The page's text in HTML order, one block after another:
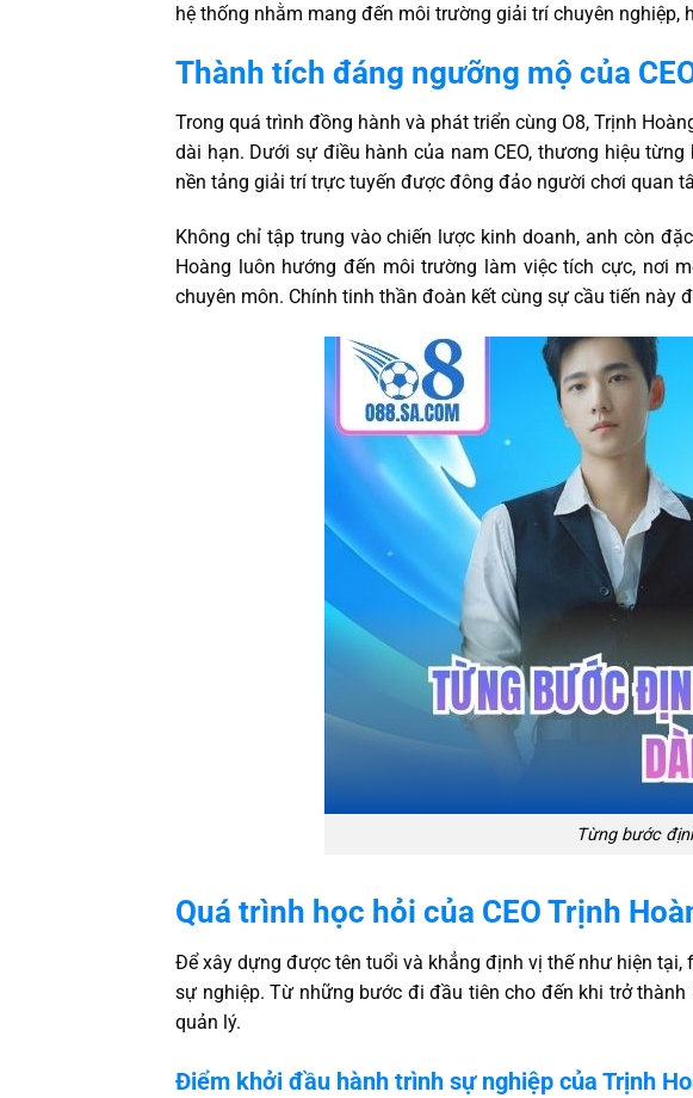
hệ thống nhằm mang đến môi trường giải trí chuyên nghiệp,
Thành tích đáng ngưỡng mộ của
Trong quá trình đồng hành và phát triển cùng O8, Trịnh
dài hạn. Dưới sự điều hành của nam CEO, thương hiệu
nền tảng giải trí trực tuyến được đông đảo người chơi quan
Không chỉ tập trung vào chiến lược kinh doanh, anh còn
Hoàng luôn hướng đến môi trường làm việc tích cực, nơi
chuyên môn. Chính tinh thần đoàn kết cùng sự cầu tiến này
Từng bước
Quá trình học hỏi của CEO Trịnh
Để xây dựng được tên tuổi và khẳng định vị thế như hiện
sự nghiệp. Từ những bước đi đầu tiên cho đến khi trở
quản lý.
Điểm khởi đầu hành trình sự nghiệp của Trịnh